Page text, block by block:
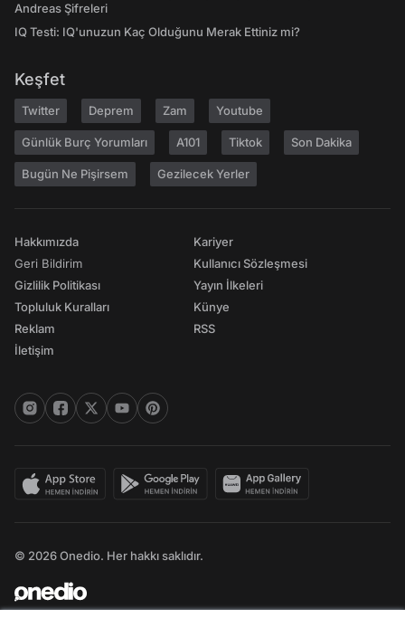
Andreas Şifreleri
IQ Testi: IQ'unuzun Kaç Olduğunu Merak Ettiniz mi?
Keşfet
Twitter Deprem Zam Youtube
Günlük Burç Yorumları A101 Tiktok Son Dakika
Bugün Ne Pişirsem Gezilecek Yerler
Hakkımızda
Geri Bildirim
Gizlilik Politikası
Topluluk Kuralları
Reklam
İletişim
Kariyer
Kullanıcı Sözleşmesi
Yayın İlkeleri
Künye
RSS
© 2026 Onedio. Her hakkı saklıdır.